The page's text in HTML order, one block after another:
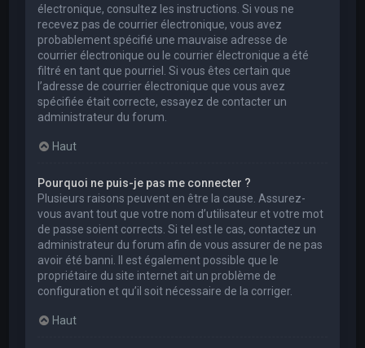
électronique, consultez les instructions. Si vous ne
recevez pas de courrier électronique, vous avez
probablement spécifié une mauvaise adresse de
courrier électronique ou le courrier électronique a été
filtré en tant que pourriel. Si vous êtes certain que
l’adresse de courrier électronique que vous avez
spécifiée était correcte, essayez de contacter un
administrateur du forum.
Haut
Pourquoi ne puis-je pas me connecter ?
Plusieurs raisons peuvent en être la cause. Assurez-
vous avant tout que votre nom d’utilisateur et votre mot
de passe soient corrects. Si tel est le cas, contactez un
administrateur du forum afin de vous assurer de ne pas
avoir été banni. Il est également possible que le
propriétaire du site internet ait un problème de
configuration et qu’il soit nécessaire de la corriger.
Haut